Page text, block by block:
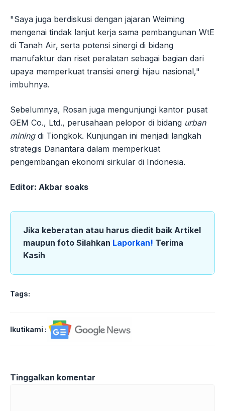
"Saya juga berdiskusi dengan jajaran Weiming
mengenai tindak lanjut kerja sama pembangunan WtE
di Tanah Air, serta potensi sinergi di bidang
manufaktur dan riset peralatan sebagai bagian dari
upaya memperkuat transisi energi hijau nasional,"
imbuhnya.
Sebelumnya, Rosan juga mengunjungi kantor pusat
GEM Co., Ltd., perusahaan pelopor di bidang urban
miningdi Tiongkok. Kunjungan ini menjadi langkah
strategis Danantara dalam memperkuat
pengembangan ekonomi sirkular di Indonesia.
Editor: Akbar soaks
Jika keberatan atau harus diedit baik Artikel
maupun foto Silahkan Laporkan! Terima
Kasih
Tags:
Ikutikami :
Tinggalkan komentar